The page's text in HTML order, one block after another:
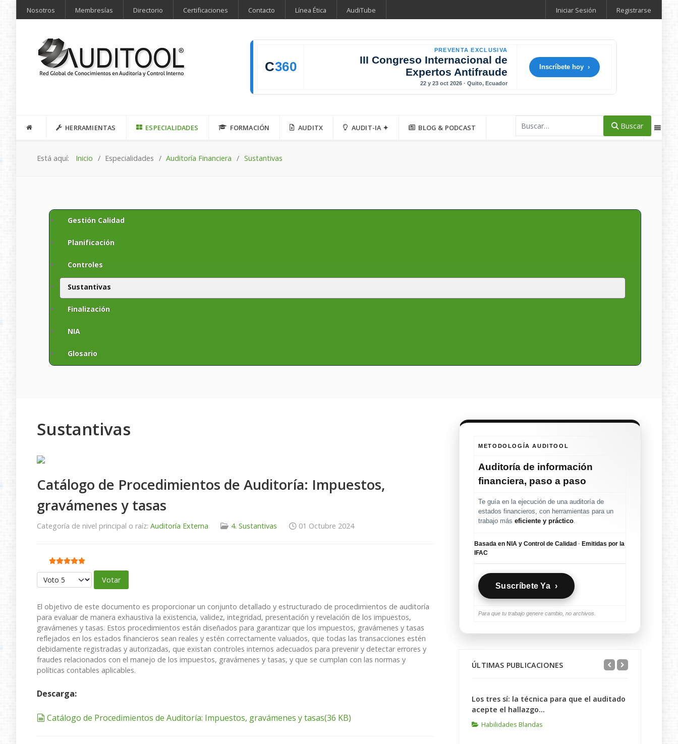
Nosotros Membresías Directorio Certificaciones Contacto Línea Ética AudiTube Iniciar Sesión Registrarse
C360
PREVENTA EXCLUSIVA
III Congreso Internacional de
Expertos Antifraude
22 y 23 oct 2026 · Quito, Ecuador
Inscríbete hoy ›
HERRAMIENTAS ESPECIALIDADES FORMACIÓN AUDITX AUDIT-IA ✦ BLOG & PODCAST Buscar
Está aquí: Inicio Especialidades Auditoría Financiera Sustantivas
Gestión Calidad
Planificación
Controles
Sustantivas
Finalización
NIA
Glosario
Sustantivas
Catálogo de Procedimientos de Auditoría: Impuestos,
gravámenes y tasas
Categoría de nivel principal o raíz: Auditoría Externa 4. Sustantivas 01 Octubre 2024
Ratio:5/5
Por favor, vote
El objetivo de este documento es proporcionar un conjunto detallado y estructurado de procedimientos de auditoría
para evaluar de manera exhaustiva la existencia, validez, integridad, presentación y revelación de los impuestos,
gravámenes y tasas. Estos procedimientos están diseñados para garantizar que los impuestos, gravámenes y tasas
reflejados en los estados financieros sean reales y estén correctamente valuados, que todas las transacciones estén
debidamente registradas y autorizadas, que existan controles internos adecuados para prevenir y detectar errores y
fraudes relacionados con el manejo de los impuestos, gravámenes y tasas, y que se cumplan con las normas y
políticas contables aplicables.
Descarga:
spreadsheet
Catálogo de Procedimientos de Auditoría: Impuestos, gravámenes y tasas(36 KB)
METODOLOGÍA AUDITOOL
Auditoría de información
financiera, paso a paso
Te guía en la ejecución de una auditoría de
estados financieros, con herramientas para un
trabajo máseficiente y práctico
Basada en NIA y Control de Calidad · Emitidas por la
IFAC
Suscríbete Ya ›
Para que tu trabajo genere cambio, no archivos.
ÚLTIMAS PUBLICACIONES
Los tres sí: la técnica para que el auditado
acepte el hallazgo...
Habilidades Blandas